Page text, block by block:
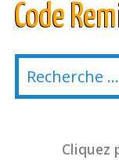
Code
Cliquez